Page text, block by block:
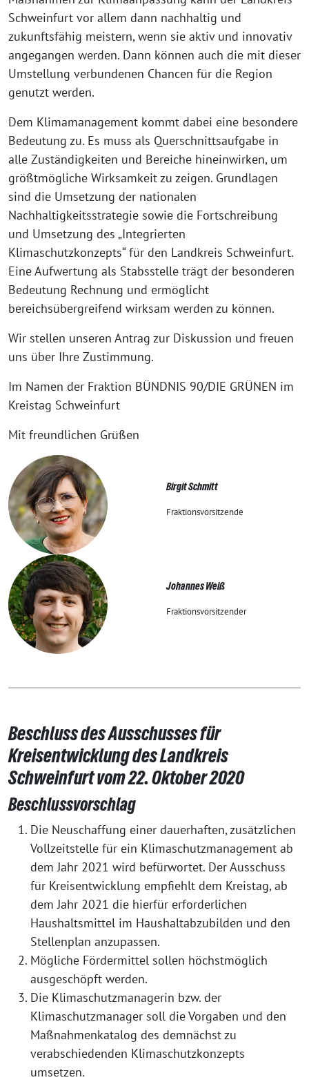
Schweinfurt vor allem dann nachhaltig und
zukunftsfähig meistern, wenn sie aktiv und innovativ
angegangen werden. Dann können auch die mit dieser
Umstellung verbundenen Chancen für die Region
genutzt werden.
Dem Klimamanagement kommt dabei eine besondere
Bedeutung zu. Es muss als Querschnittsaufgabe in
alle Zuständigkeiten und Bereiche hineinwirken, um
größtmögliche Wirksamkeit zu zeigen. Grundlagen
sind die Umsetzung der nationalen
Nachhaltigkeitsstrategie sowie die Fortschreibung
und Umsetzung des „Integrierten
Klimaschutzkonzepts“ für den Landkreis Schweinfurt.
Eine Aufwertung als Stabsstelle trägt der besonderen
Bedeutung Rechnung und ermöglicht
bereichsübergreifend wirksam werden zu können.
Wir stellen unseren Antrag zur Diskussion und freuen
uns über Ihre Zustimmung.
Im Namen der Fraktion BÜNDNIS 90/DIE GRÜNEN im
Kreistag Schweinfurt
Mit freundlichen Grüßen
Birgit Schmitt
Fraktionsvorsitzende
Johannes Weiß
Fraktionsvorsitzender
Beschluss des Ausschusses für
Kreisentwicklung des Landkreis
Schweinfurt vom 22. Oktober 2020
Beschlussvorschlag
Die Neuschaffung einer dauerhaften, zusätzlichen
Vollzeitstelle für ein Klimaschutzmanagement ab
dem Jahr 2021 wird befürwortet. Der Ausschuss
für Kreisentwicklung empfiehlt dem Kreistag, ab
dem Jahr 2021 die hierfür erforderlichen
Haushaltsmittel im Haushaltabzubilden und den
Stellenplan anzupassen.
Mögliche Fördermittel sollen höchstmöglich
ausgeschöpft werden.
Die Klimaschutzmanagerin bzw. der
Klimaschutzmanager soll die Vorgaben und den
Maßnahmenkatalog des demnächst zu
verabschiedenden Klimaschutzkonzepts
umsetzen.